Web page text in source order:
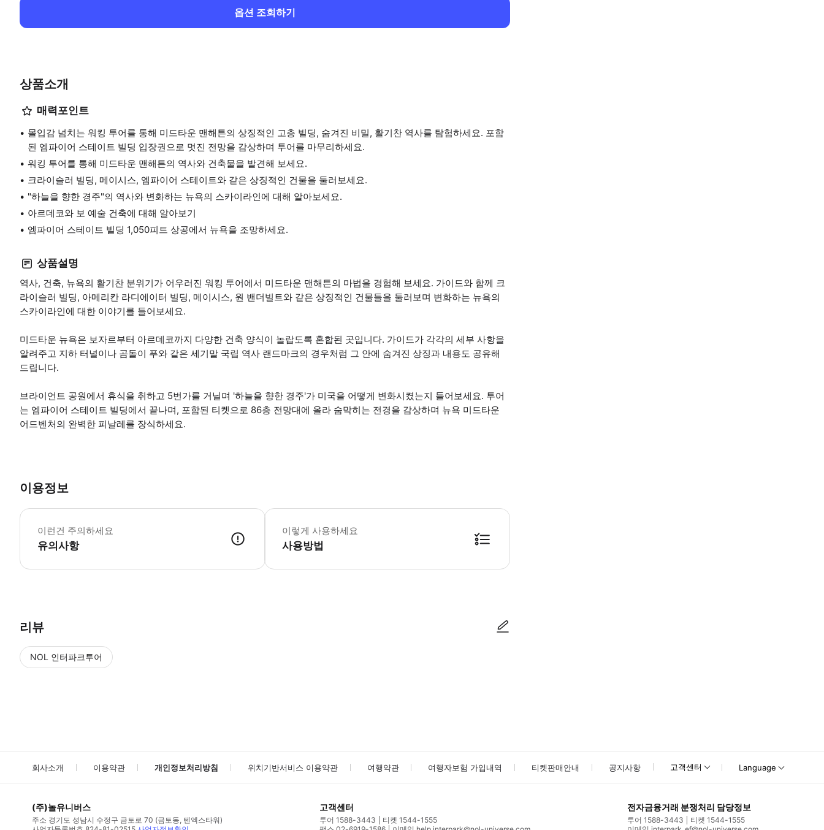
옵션 조회하기
상품소개
매력포인트
몰입감 넘치는 워킹 투어를 통해 미드타운 맨해튼의 상징적인 고층 빌딩, 숨겨진 비밀, 활기찬 역사를 탐험하세요. 포함
된 엠파이어 스테이트 빌딩 입장권으로 멋진 전망을 감상하며 투어를 마무리하세요.
워킹 투어를 통해 미드타운 맨해튼의 역사와 건축물을 발견해 보세요.
크라이슬러 빌딩, 메이시스, 엠파이어 스테이트와 같은 상징적인 건물을 둘러보세요.
"하늘을 향한 경주"의 역사와 변화하는 뉴욕의 스카이라인에 대해 알아보세요.
아르데코와 보 예술 건축에 대해 알아보기
엠파이어 스테이트 빌딩 1,050피트 상공에서 뉴욕을 조망하세요.
상품설명
역사, 건축, 뉴욕의 활기찬 분위기가 어우러진 워킹 투어에서 미드타운 맨해튼의 마법을 경험해 보세요. 가이드와 함께 크
라이슬러 빌딩, 아메리칸 라디에이터 빌딩, 메이시스, 원 밴더빌트와 같은 상징적인 건물들을 둘러보며 변화하는 뉴욕의
스카이라인에 대한 이야기를 들어보세요.
미드타운 뉴욕은 보자르부터 아르데코까지 다양한 건축 양식이 놀랍도록 혼합된 곳입니다. 가이드가 각각의 세부 사항을
알려주고 지하 터널이나 곰돌이 푸와 같은 세기말 국립 역사 랜드마크의 경우처럼 그 안에 숨겨진 상징과 내용도 공유해
드립니다.
브라이언트 공원에서 휴식을 취하고 5번가를 거닐며 '하늘을 향한 경주'가 미국을 어떻게 변화시켰는지 들어보세요. 투어
는 엠파이어 스테이트 빌딩에서 끝나며, 포함된 티켓으로 86층 전망대에 올라 숨막히는 전경을 감상하며 뉴욕 미드타운
어드벤처의 완벽한 피날레를 장식하세요.
이용정보
이런건 주의하세요
유의사항
투어는 엠파이어 스테이트 빌딩에서 끝나며, 포함된 티켓으로 86층 전망대에 올라 숨막히는 전경을 감상하실 수 있습니다. * 소요시간 : 1.5시간 (옵션에 따
이렇게 사용하세요
사용방법
리뷰
NOL 인터파크투어
회사소개 이용약관 개인정보처리방침 위치기반서비스 이용약관 여행약관 여행자보험 가입내역 티켓판매안내 공지사항 고객센터 Language
(주)놀유니버스
주소 경기도 성남시 수정구 금토로 70 (금토동, 텐엑스타워)
고객센터
투어 1588-3443
티켓 1544-1555
전자금융거래 분쟁처리 담당정보
투어 1588-3443
티켓 1544-1555